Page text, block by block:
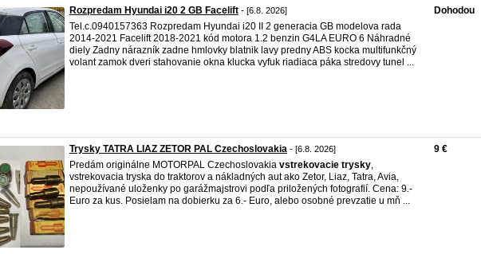
Rozpredam Hyundai i20 2 GB Facelift - [6.8. 2026]
Tel.c.0940157363 Rozpredam Hyundai i20 II 2 generacia GB modelova rada
2014-2021 Facelift 2018-2021 kód motora 1.2 benzin G4LA EURO 6 Náhradné
diely Zadny nárazník zadne hmlovky blatnik lavy predny ABS kocka multifunkčný
volant zamok dveri stahovanie okna klucka vyfuk riadiaca páka stredovy tunel ...
Dohodou
Trysky TATRA LIAZ ZETOR PAL Czechoslovakia - [6.8. 2026]
Predám originálne MOTORPAL Czechoslovakia vstrekovacie trysky,
vstrekovacia tryska do traktorov a nákladných aut ako Zetor, Liaz, Tatra, Avia,
nepoužívané uloženky po garážmajstrovi podľa priložených fotografií. Cena: 9.-
Euro za kus. Posielam na dobierku za 6.- Euro, alebo osobné prevzatie u mň ...
9 €